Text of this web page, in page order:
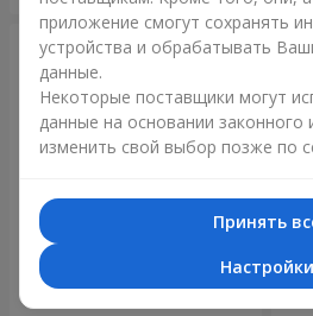
Букет "Your Smile"
приложение смогут сохранять
устройства и обрабатывать
данные.
Некоторые поставщики могут
данные на основании
изменить свой выбор позже по
Принять
Настройки